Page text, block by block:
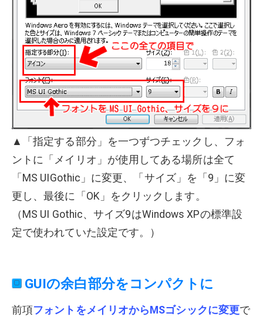
▲「指定する部分」を一つずつチェックし、フォ
ントに「メイリオ」が使用してある場所は全て
「MS UIGothic」に変更、「サイズ」を「9」に変
更し、最後に「OK」をクリックします。
（MS UI Gothic、サイズ9はWindows XPの標準設
定で使われていた設定です。）
GUIの余白部分をコンパクトに
前項フォントをメイリオからMSゴシックに変更で